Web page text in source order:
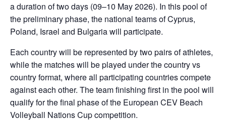
a duration of two days (09–10 May 2026). In this pool of
the preliminary phase, the national teams of Cyprus,
Poland, Israel and Bulgaria will participate.
Each country will be represented by two pairs of athletes,
while the matches will be played under the country vs
country format, where all participating countries compete
against each other. The team finishing first in the pool will
qualify for the final phase of the European CEV Beach
Volleyball Nations Cup competition.